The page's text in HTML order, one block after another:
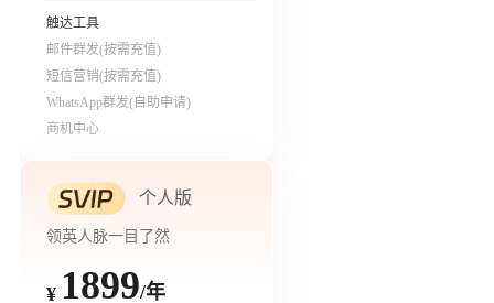
触达工具
邮件群发(按需充值)
短信营销(按需充值)
WhatsApp群发(自助申请)
商机中心
个人版
领英人脉一目了然
¥ 1899/年